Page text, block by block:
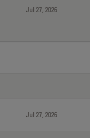
Jul 27, 2026
Jul 27, 2026